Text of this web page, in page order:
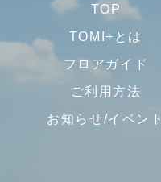
TOP
TOMI+とは
フロアガイド
ご利用方法
お知らせ/イベント